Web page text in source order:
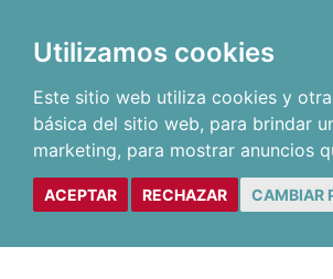
Utilizamos cookies
Este sitio web utiliza cookies y
básica del sitio web, para brindar
marketing, para mostrar anuncios
ACEPTAR RECHAZAR CAMBIAR